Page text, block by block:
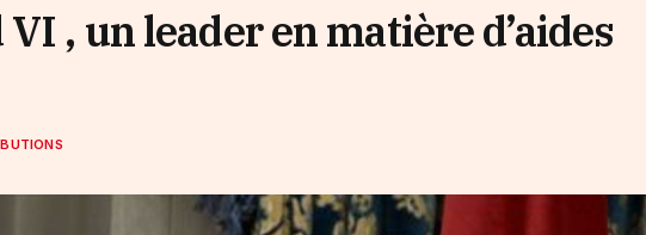
, un leader en matière d’aides